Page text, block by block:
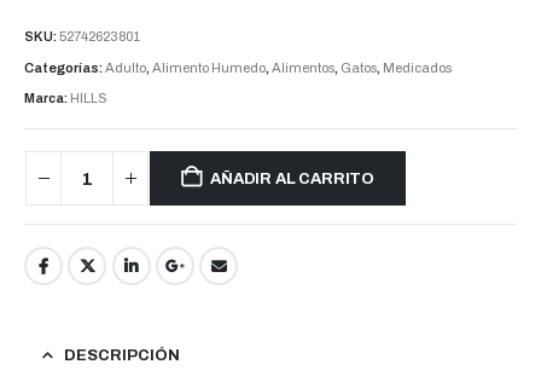
SKU:52742623801
Categorías:Adulto, Alimento Humedo, Alimentos, Gatos, Medicados
Marca: HILLS
AÑADIR AL CARRITO
DESCRIPCIÓN